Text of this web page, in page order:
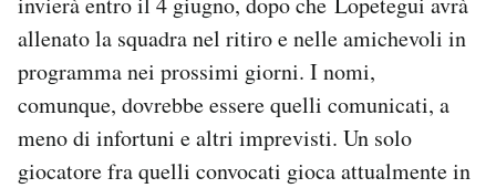
Newsletter
Regala il Post
Hai bisogno di aiuto?
Esci
allenato la squadra nel ritiro e nelle amichevoli in
programma nei prossimi giorni. I nomi,
comunque, dovrebbe essere quelli comunicati, a
meno di infortuni e altri imprevisti. Un solo
giocatore fra quelli convocati gioca attualmente in